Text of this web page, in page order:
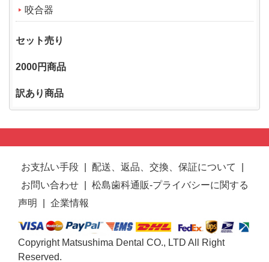
咬合器
セット売り
2000円商品
訳あり商品
お支払い手段 配送、返品、交換、保証について
お問い合わせ
松島歯科通販-プライバシーに関する
声明
企業情報
Copyright Matsushima Dental CO., LTD All Right
Reserved.